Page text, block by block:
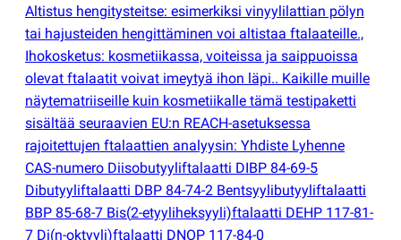
Altistus hengitysteitse: esimerkiksi vinyylilattian pölyn
tai hajusteiden hengittäminen voi altistaa ftalaateille.,
Ihokosketus: kosmetiikassa, voiteissa ja saippuoissa
olevat ftalaatit voivat imeytyä ihon läpi.. Kaikille muille
näytematriiseille kuin kosmetiikalle tämä testipaketti
sisältää seuraavien EU:n REACH-asetuksessa
rajoitettujen ftalaattien analyysin: Yhdiste Lyhenne
CAS-numero Diisobutyyliftalaatti DIBP 84-69-5
Dibutyyliftalaatti DBP 84-74-2 Bentsyylibutyyliftalaatti
BBP 85-68-7 Bis(2-etyyliheksyyli)ftalaatti DEHP 117-81-
7 Di(n-oktyyli)ftalaatti DNOP 117-84-0